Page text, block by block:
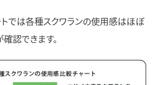
トでは各種スクワランの使用感はほぼ
認できます。